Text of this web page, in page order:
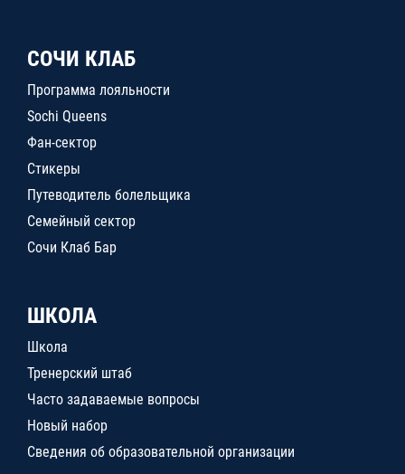
СОЧИ КЛАБ
Программа лояльности
Sochi Queens
Фан-сектор
Стикеры
Путеводитель болельщика
Семейный сектор
Сочи Клаб Бар
ШКОЛА
Школа
Тренерский штаб
Часто задаваемые вопросы
Новый набор
Сведения об образовательной организации